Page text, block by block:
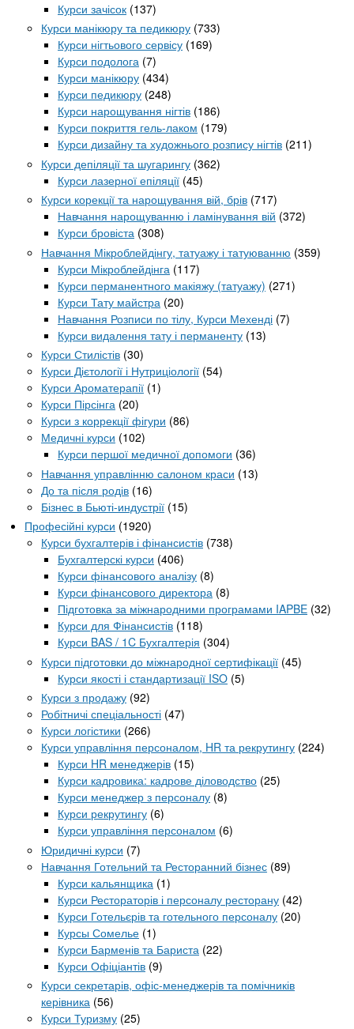
Курси зачісок (137)
Курси манікюру та педикюру (733)
Курси нігтьового сервісу (169)
Курси подолога (7)
Курси манікюру (434)
Курси педикюру (248)
Курси нарощування нігтів (186)
Курси покриття гель-лаком (179)
Курси дизайну та художнього розпису нігтів (211)
Курси депіляції та шугарингу (362)
Курси лазерної епіляції (45)
Курси корекції та нарощування вій, брів (717)
Навчання нарощуванню і ламінування вій (372)
Курси бровіста (308)
Навчання Мікроблейдінгу, татуажу і татуюванню (359)
Курси Мікроблейдінга (117)
Курси перманентного макіяжу (татуажу) (271)
Курси Тату майстра (20)
Навчання Розписи по тілу, Курси Мехенді (7)
Курси видалення тату і перманенту (13)
Курси Стилістів (30)
Курси Дієтології і Нутриціології (54)
Курси Ароматерапії (1)
Курси Пірсінга (20)
Курси з коррекції фігури (86)
Медичні курси (102)
Курси першої медичної допомоги (36)
Навчання управлінню салоном краси (13)
До та після родів (16)
Бізнес в Бьюті-индустрії (15)
Професійні курси (1920)
Курси бухгалтерів і фінансистів (738)
Бухгалтерскі курси (406)
Курси фінансового аналізу (8)
Курси фінансового директора (8)
Підготовка за міжнародними програмами IAPBE (32)
Курси для Фінансистів (118)
Курси BAS / 1C Бухгалтерія (304)
Курси підготовки до міжнародної сертифікації (45)
Курси якості і стандартизації ISO (5)
Курси з продажу (92)
Робітничі спеціальності (47)
Курси логістики (266)
Курси управління персоналом, HR та рекрутингу (224)
Курси HR менеджерів (15)
Курси кадровика: кадрове діловодство (25)
Курси менеджер з персоналу (8)
Курси рекрутингу (6)
Курси управління персоналом (6)
Юридичні курси (7)
Навчання Готельний та Ресторанний бізнес (89)
Курси кальянщика (1)
Курси Рестораторів і персоналу ресторану (42)
Курси Готельєрів та готельного персоналу (20)
Курсы Сомелье (1)
Курси Барменів та Бариста (22)
Курси Офіціантів (9)
Курси секретарів, офіс-менеджерів та помічників
керівника (56)
Курси Туризму (25)